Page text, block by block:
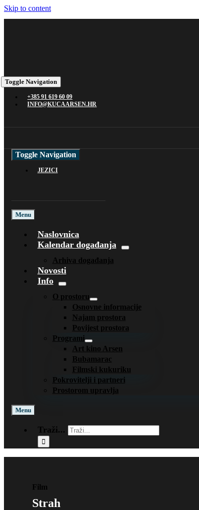
Skip to content
Toggle Navigation
+385 91 619 60 09
INFO@KUCAARSEN.HR
Toggle Navigation
JEZICI
Menu
Naslovnica
Kalendar događanja
Arhiva događanja
Novosti
Info
O prostoru
Osnovne informacije
Najam prostora
Povijest prostora
Programi
Art kino Arsen
Bubamarac
Filmski kukuriku
Pokrovitelji i partneri
Prostorom upravlja
Menu
Traži...
Film
Strah